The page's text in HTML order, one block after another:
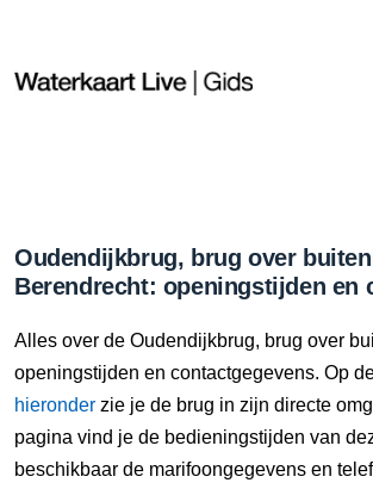
Oudendijkbrug, brug over
Berendrecht: openingstijden en
Alles over de Oudendijkbrug, brug over
openingstijden en contactgegevens. Op
hieronder zie je de brug in zijn directe
pagina vind je de bedieningstijden van
beschikbaar de marifoongegevens en